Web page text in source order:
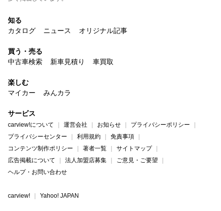
知る
カタログ
ニュース オリジナル記事
買う・売る
中古車検索
新車見積り 車買取
楽しむ
マイカー
みんカラ
サービス
carview!について 運営会社 お知らせ
プライバシーポリシー
プライバシーセンター
利用規約
免責事項
コンテンツ制作ポリシー
著者一覧
サイトマップ
広告掲載について
法人加盟店募集
ご意見・ご要望
ヘルプ・お問い合わせ
carview! Yahoo! JAPAN